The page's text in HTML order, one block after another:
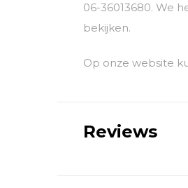
06-36013680. We
bekijken.
Op onze website
Reviews